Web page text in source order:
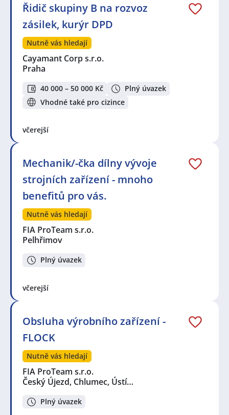
Řidič skupiny B na rozvoz
zásilek, kurýr DPD
Nutně vás hledají
Cayamant Corp s.r.o.
Praha
40 000 – 50 000 Kč
Plný úvazek
Vhodné také pro cizince
včerejší
Mechanik/-čka dílny vývoje
strojních zařízení - mnoho
benefitů pro vás.
Nutně vás hledají
FIA ProTeam s.r.o.
Pelhřimov
Plný úvazek
včerejší
Obsluha výrobního zařízení -
FLOCK
Nutně vás hledají
FIA ProTeam s.r.o.
Český Újezd, Chlumec, Ústí…
Plný úvazek